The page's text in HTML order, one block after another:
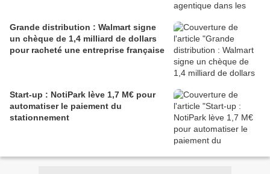
Grande distribution : Walmart signe
un chèque de 1,4 milliard de dollars
pour racheté une entreprise française
Start-up : NotiPark lève 1,7 M€ pour
automatiser le paiement du
stationnement